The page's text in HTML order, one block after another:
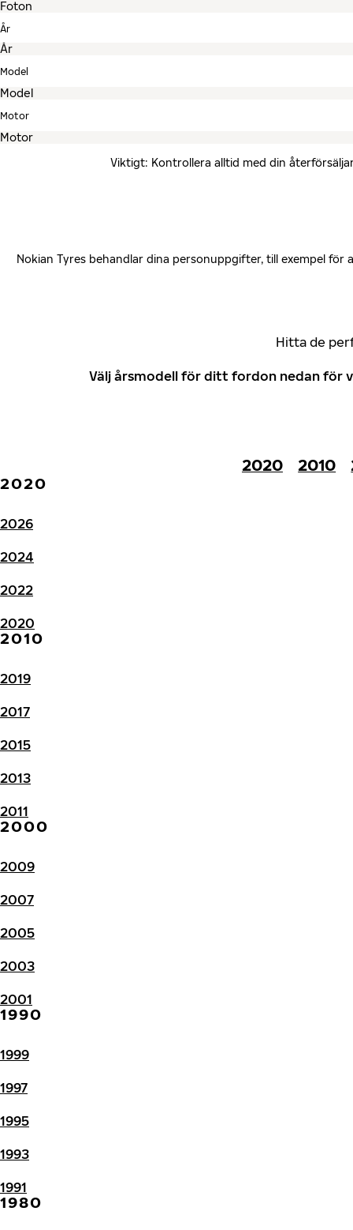
År
Model
Motor
Viktigt: Kontrollera alltid med din
Nokian Tyres behandlar dina personuppgifter, till exempel
Hitta de
Välj årsmodell för ditt fordon nedan för
2020 2010
2020
2026
2024
2022
2020
2010
2019
2017
2015
2013
2011
2000
2009
2007
2005
2003
2001
1990
1999
1997
1995
1993
1991
1980